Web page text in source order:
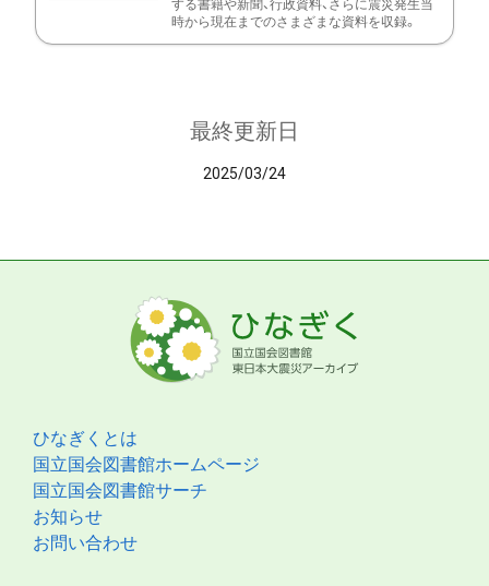
する書籍や新聞、行政資料、さらに震災発生当
時から現在までのさまざまな資料を収録。
最終更新日
2025/03/24
ひなぎくとは
国立国会図書館ホームページ
国立国会図書館サーチ
お知らせ
お問い合わせ